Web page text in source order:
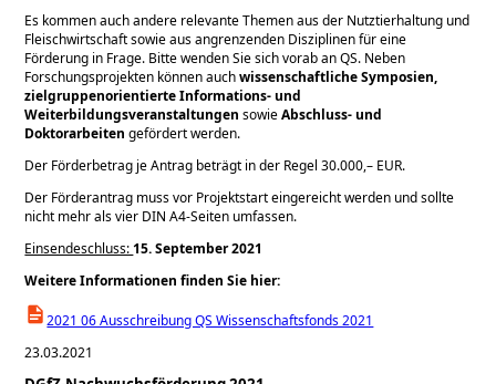
Es kommen auch andere relevante Themen aus der Nutztierhaltung und
Fleischwirtschaft sowie aus angrenzenden Disziplinen für eine
Förderung in Frage. Bitte wenden Sie sich vorab an QS. Neben
Forschungsprojekten können auchwissenschaftliche Symposien,
zielgruppenorientierte Informations- und
Weiterbildungsveranstaltungen sowieAbschluss- und
Doktorarbeiten gefördert werden.
Der Förderbetrag je Antrag beträgt in der Regel 30.000,– EUR.
Der Förderantrag muss vor Projektstart eingereicht werden und sollte
nicht mehr als vier DIN A4-Seiten umfassen.
Einsendeschluss:15. September 2021
Weitere Informationen finden Sie hier:
2021 06 Ausschreibung QS Wissenschaftsfonds 2021
23.03.2021